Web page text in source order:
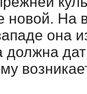
новой. На
она
должна